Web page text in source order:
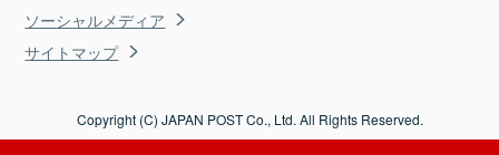
ソーシャルメディア
サイトマップ
Copyright (C) JAPAN POST Co., Ltd. All Rights Reserved.